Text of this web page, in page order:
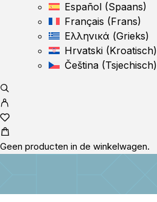
Español (Spaans)
Français (Frans)
Ελληνικά (Grieks)
Hrvatski (Kroatisch)
Čeština (Tsjechisch)
Geen producten in de winkelwagen.